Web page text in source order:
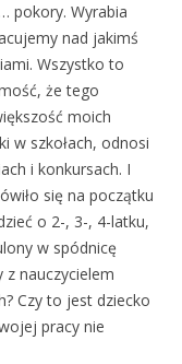
pokory. Wyrabia
nad jakimś
Wszystko to
że tego
moich
w szkołach, odnosi
i konkursach. I
się na początku
o 2-, 3-, 4-latku,
w spódnicę
nauczycielem
Czy to jest dziecko
pracy nie